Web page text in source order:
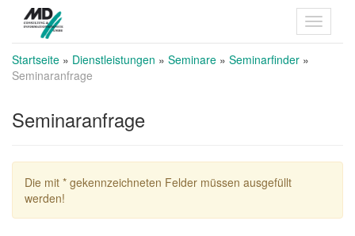
Startseite » Dienstleistungen » Seminare » Seminarfinder »
Seminaranfrage
Seminaranfrage
Die mit * gekennzeichneten Felder müssen ausgefüllt
werden!